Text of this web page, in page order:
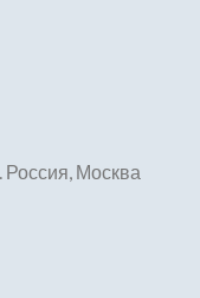
Россия, Москва